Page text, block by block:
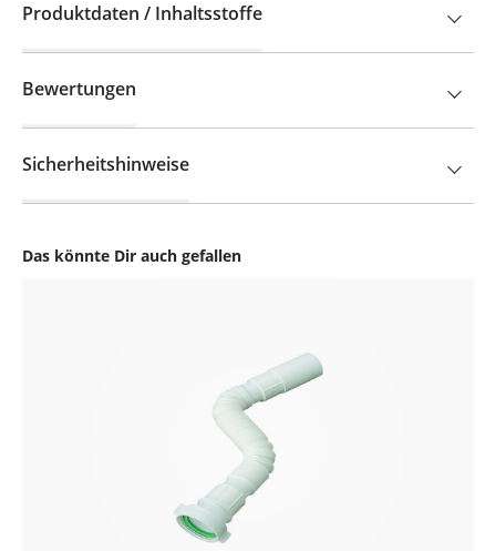
Das könnte Dir auch gefallen
Produktdaten / Inhaltsstoffe
Bewertungen
Sicherheitshinweise